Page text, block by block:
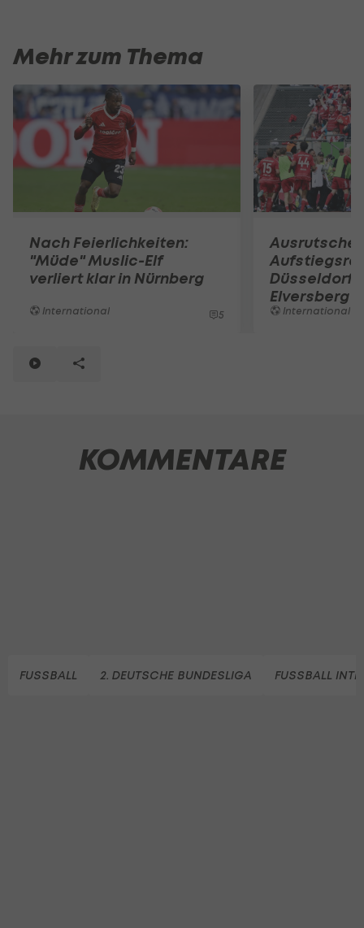
Mehr zum Thema
Nach Feierlichkeiten:
"Müde" Muslic-Elf
verliert klar in Nürnberg
International 5
Düsseldorf
Elversberg
International
KOMMENTARE
FUSSBALL 2. DEUTSCHE BUNDESLIGA FUSSBALL